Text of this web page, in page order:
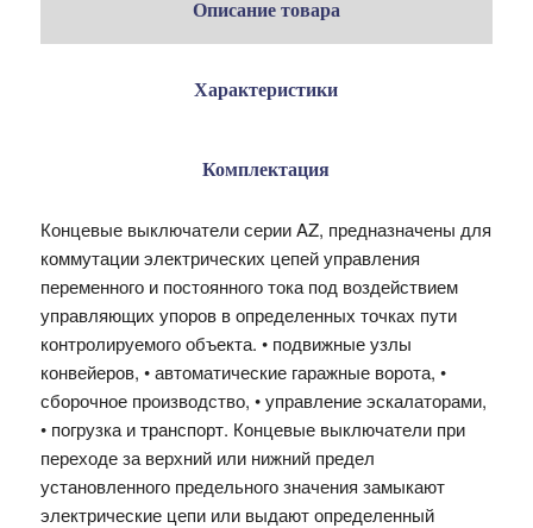
Описание товара
Характеристики
Комплектация
Концевые выключатели серии AZ, предназначены для
коммутации электрических цепей управления
переменного и постоянного тока под воздействием
управляющих упоров в определенных точках пути
контролируемого объекта. • подвижные узлы
конвейеров, • автоматические гаражные ворота, •
сборочное производство, • управление эскалаторами,
• погрузка и транспорт. Концевые выключатели при
переходе за верхний или нижний предел
установленного предельного значения замыкают
электрические цепи или выдают определенный